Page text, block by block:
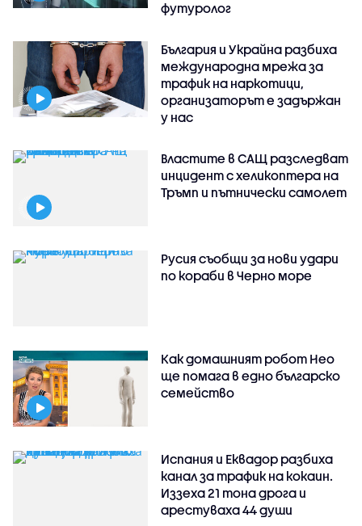
футуролог
България и Украйна разбиха
международна мрежа за
трафик на наркотици,
организаторът е задържан
у нас
Властите в САЩ разследват
инцидент с хеликоптера на
Тръмп и пътнически самолет
Русия съобщи за нови удари
по кораби в Черно море
Как домашният робот Нео
ще помага в едно българско
семейство
Испания и Еквадор разбиха
канал за трафик на кокаин.
Иззеха 21 тона дрога и
арестуваха 44 души